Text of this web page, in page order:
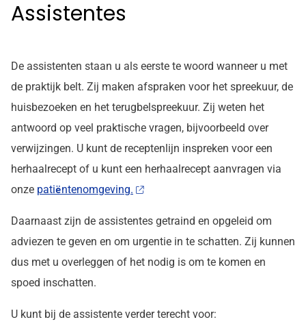
Assistentes
De assistenten staan u als eerste te woord wanneer u met
de praktijk belt. Zij maken afspraken voor het spreekuur, de
huisbezoeken en het terugbelspreekuur. Zij weten het
antwoord op veel praktische vragen, bijvoorbeeld over
verwijzingen. U kunt de receptenlijn inspreken voor een
herhaalrecept of u kunt een herhaalrecept aanvragen via
onze patiëntenomgeving.
Daarnaast zijn de assistentes getraind en opgeleid om
adviezen te geven en om urgentie in te schatten. Zij kunnen
dus met u overleggen of het nodig is om te komen en
spoed inschatten.
U kunt bij de assistente verder terecht voor: